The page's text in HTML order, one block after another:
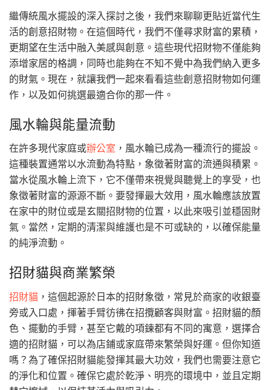
繼傳統風水擺設的深入探討之後，我們來聊聊更貼近當代生
活的創意招財物。在這個時代，我們不僅尋求財富的累積，
更期望在生活中融入美感與創意。這些現代招財物不僅能夠
添增家居的格調，同時也能夠在不知不覺中為我們納入更多
的財氣。現在，就讓我們一起來看看這些創意招財物如何運
作，以及如何挑選最適合你的那一件。
風水輪與能量流動
在許多現代家庭或辦公室 ，風水輪已成為一種流行的擺設。
這種裝置通常以水流動為特點，象徵著財富的流通與積累。
當水從風水輪上流下，它不僅帶來視覺與聽覺上的享受，也
象徵著財富的源源不斷。要發揮最大效用，風水輪應該放置
在家中的財位或是玄關招財物的位置，以此來吸引並穩固財
氣。當然，定期的清潔與維護也是不可或缺的，以確保能量
的純淨流動。
招財貓與商業繁榮
招財貓 ，這個起源於日本的招財象徵，常見於商家的收銀臺
旁或入口處，揮著手臂彷彿在招攬顧客與財富。招財貓的顏
色、擺動的手臂，甚至它戴的項鍊都有不同的寓意，選擇合
適的招財貓，可以為店鋪或家庭帶來繁榮與好運。但你知道
嗎？為了確保招財貓能發揮其最大功效，我們也需要注意它
的淨化和位置。確保它處於乾淨、明亮的環境中，並且定期